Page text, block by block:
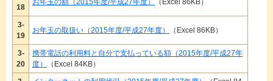
18
お年玉の額（2015年度/平成27年度） （Excel 86KB）
3-
19
お年玉の取扱い（2015年度/平成27年度） （Excel 86KB）
3-
20
携帯電話の利用料と自分で支払っている額（2015年度/平成27年
度）
（Excel 84KB）